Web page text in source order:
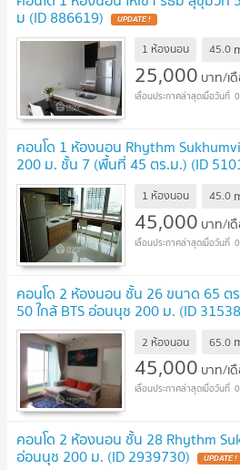
ม (ID 886619) UPDATE !
1 ห้องนอน 45.0
25,000 บาท/เ
คอนโด 1 ห้องนอน Rhythm
200 ม. ชั้น 7 (พื้นที่ 45 ตร.ม.) (ID
1 ห้องนอน 45.0
45,000 บาท/เ
คอนโด 2 ห้องนอน ชั้น 26 ขนาด 65 ต
50 ใกล้ BTS อ่อนนุช 200 ม. (ID
2 ห้องนอน 65.0
45,000 บาท/เ
คอนโด 2 ห้องนอน ชั้น 28 Rhythm
อ่อนนุช 200 ม. (ID 2939730) UPDATE !